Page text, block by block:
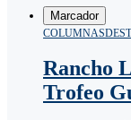
Marcador
COLUMNAS
Rancho
Trofeo